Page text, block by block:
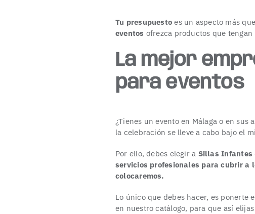
Tu presupuestoes un aspecto más
eventos ofrezca productos que tengan
La mejor
para eventos
¿Tienes un evento en Málaga o en
la celebración se lleve a cabo bajo el
Por ello, debes elegir a Sillas Infantes
servicios profesionales para cubrir a
colocaremos.
Lo único que debes hacer, es ponerte
en nuestro catálogo, para que así